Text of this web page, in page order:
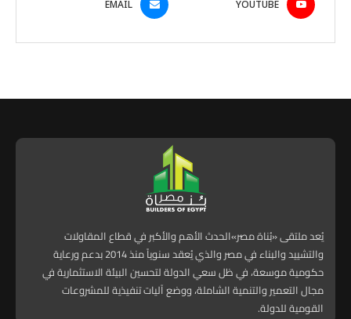
YOUTUBE
EMAIL
يُعد ملتقى «بُناة مصر»الحدث الأهم والأكبر في قطاع المقاولات
والتشييد والبناء في مصر والذي يُعقد سنوياً منذ 2014 بدعم ورعاية
حكومية موسعة، في ظل سعي الدولة لتحسين البيئة الاستثمارية في
مجال التعمير والتنمية الشاملة، ووضع آليات تنفيذية للمشروعات
القومية للدولة.